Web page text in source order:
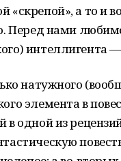
«скрепой», а то и
Перед нами
интеллигента
натужного
элемента в
одной из